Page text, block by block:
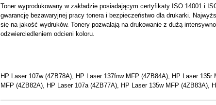
Toner wyprodukowany w zakładzie posiadającym certyfikaty ISO 14001 i
gwarancję bezawaryjnej pracy tonera i bezpieczeństwo dla drukarki.
się na jakość wydruków. Tonery pozwalają na drukowanie z dużą
odzwierciedleniem odcieni koloru.
HP Laser 107w (4ZB78A), HP Laser 137fnw MFP (4ZB84A), HP Laser 135r
MFP (4ZB82A), HP Laser 107a (4ZB77A), HP Laser 135w MFP (4ZB83A),